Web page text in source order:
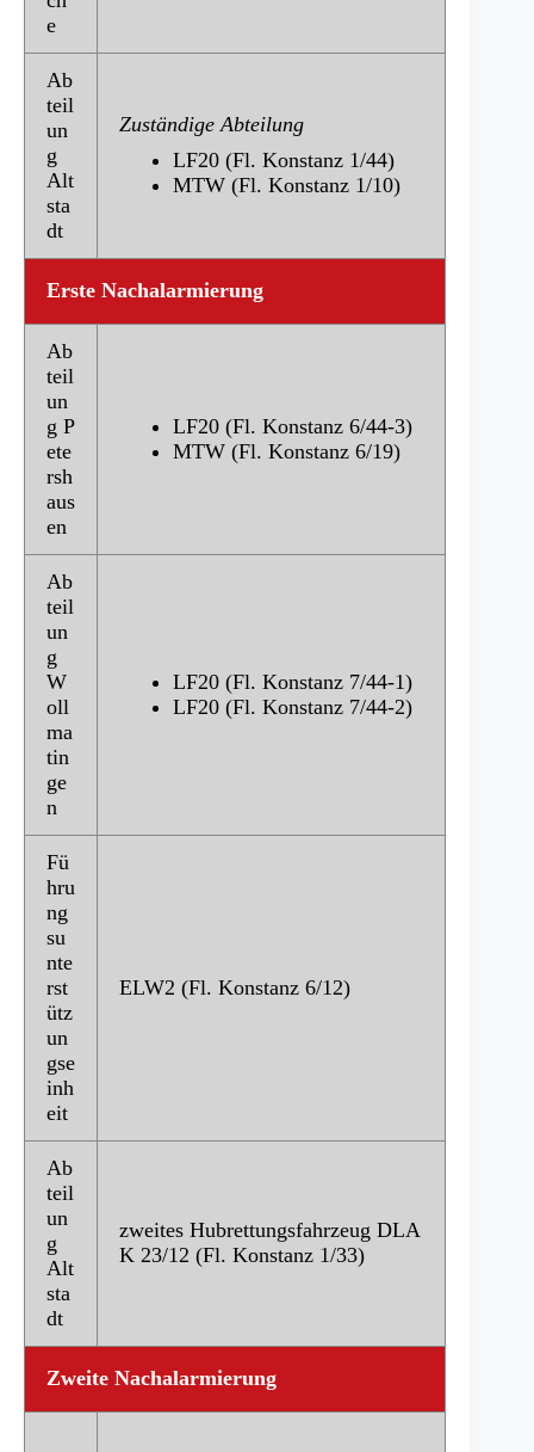
e
Ab
teil
un
g
Alt
sta
dt
Zuständige Abteilung
LF20 (Fl. Konstanz 1/44)
MTW (Fl. Konstanz 1/10)
Erste Nachalarmierung
Ab
teil
un
g P
ete
rsh
aus
en
LF20 (Fl. Konstanz 6/44-3)
MTW (Fl. Konstanz 6/19)
Ab
teil
un
g
W
oll
ma
tin
ge
n
LF20 (Fl. Konstanz 7/44-1)
LF20 (Fl. Konstanz 7/44-2)
Fü
hru
ng
su
nte
rst
ütz
un
gse
inh
eit
ELW2 (Fl. Konstanz 6/12)
Ab
teil
un
g
Alt
sta
dt
zweites Hubrettungsfahrzeug DLA
K 23/12 (Fl. Konstanz 1/33)
Zweite Nachalarmierung